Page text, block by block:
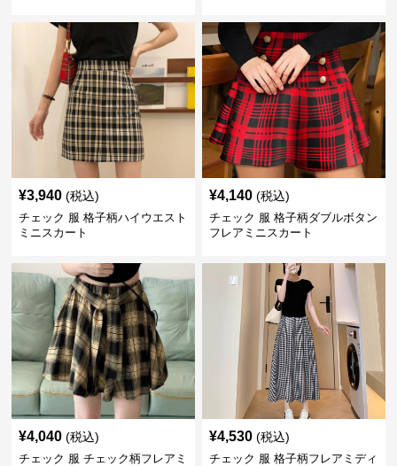
¥3,940 (税込)
チェック 服 格子柄ハイウエスト
ミニスカート
¥4,140 (税込)
チェック 服 格子柄ダブルボタン
フレアミニスカート
¥4,040 (税込)
チェック 服 チェック柄フレアミ
¥4,530 (税込)
チェック 服 格子柄フレアミディ